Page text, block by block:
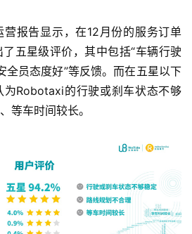
报告显示，在12月份的服务订单
五星级评价，其中包括“车辆行驶
全员态度好”等反馈。而在五星以下
为Robotaxi的行驶或刹车状态不够
等车时间较长。